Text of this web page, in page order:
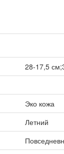
28-17,5
Эко кожа
Летний